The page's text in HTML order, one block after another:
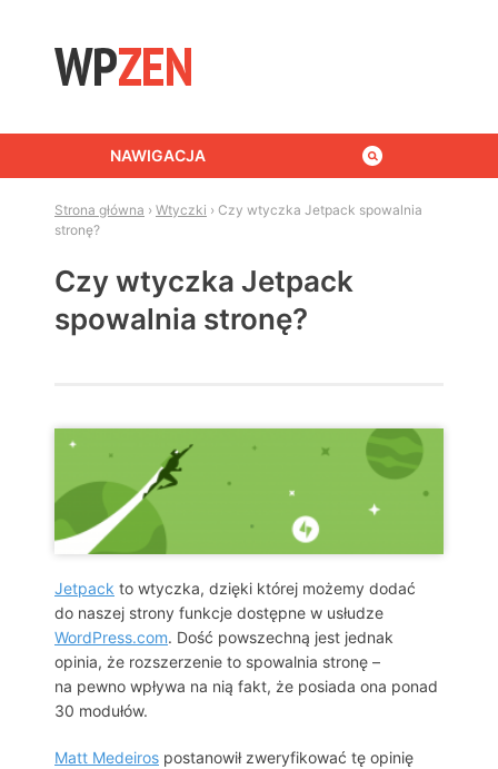
NAWIGACJA
Strona główna › Wtyczki › Czy wtyczka Jetpack spowalnia
stronę?
Czy wtyczka Jetpack
spowalnia stronę?
Jetpack to wtyczka, dzięki której możemy dodać
do naszej strony funkcje dostępne w usłudze
WordPress.com. Dość powszechną jest jednak
opinia, że rozszerzenie to spowalnia stronę –
na pewno wpływa na nią fakt, że posiada ona ponad
30 modułów.
Matt Medeiros postanowił zweryfikować tę opinię